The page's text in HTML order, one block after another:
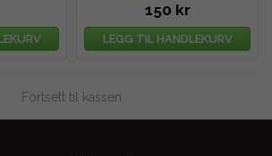
150 kr
LEGG TIL HANDLEKURV
Fortsett til kassen